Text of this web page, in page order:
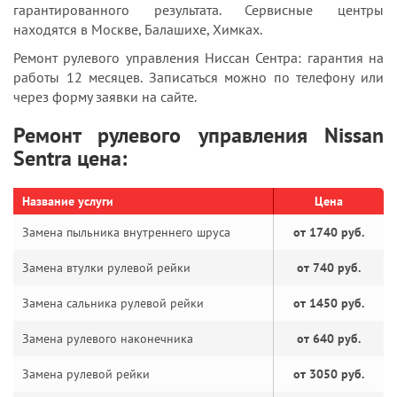
гарантированного результата. Сервисные центры
находятся в Москве, Балашихе, Химках.
Ремонт рулевого управления Ниссан Сентра: гарантия на
работы 12 месяцев. Записаться можно по телефону или
через форму заявки на сайте.
Ремонт рулевого управления Nissan
Sentra цена:
Название услуги
Цена
Замена пыльника внутреннего шруса
от 1740 руб.
Замена втулки рулевой рейки от 740 руб.
Замена сальника рулевой рейки от 1450 руб.
Замена рулевого наконечника от 640 руб.
Замена рулевой рейки от 3050 руб.